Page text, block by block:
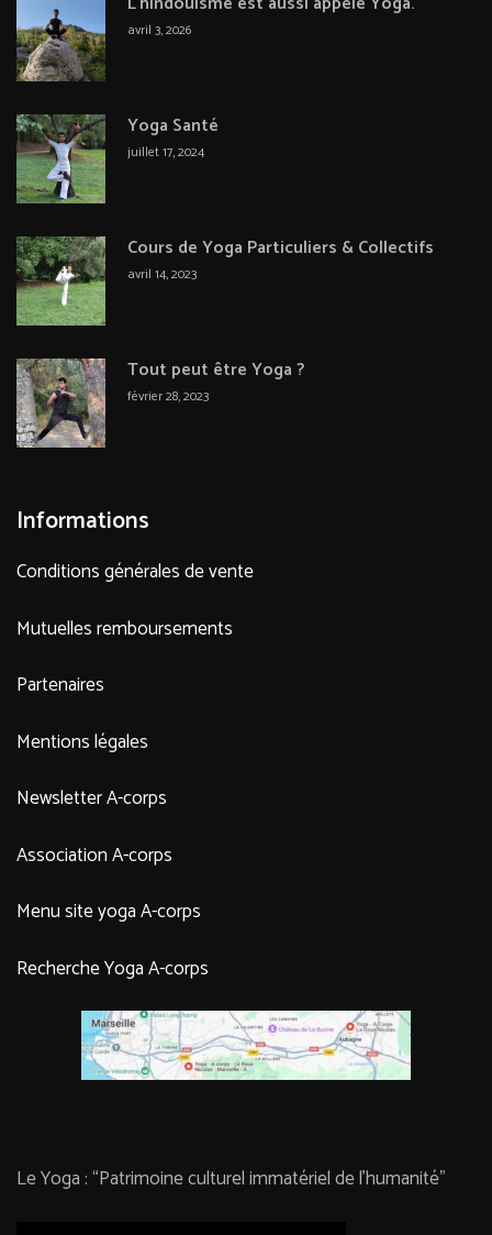
avril 3, 2026
Yoga Santé
juillet 17, 2024
Cours de Yoga Particuliers & Collectifs
avril 14, 2023
Tout peut être Yoga ?
février 28, 2023
Informations
Conditions générales de vente
Mutuelles remboursements
Partenaires
Mentions légales
Newsletter A-corps
Association A-corps
Menu site yoga A-corps
Recherche Yoga A-corps
Le Yoga : “Patrimoine culturel immatériel de l’humanité”